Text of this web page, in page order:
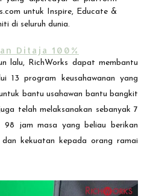
untuk Inspire, Educate &
di seluruh dunia.
Ditaja 100%
lalu, RichWorks dapat membantu
13 program keusahawanan yang
bantu usahawan bantu bangkit
telah melaksanakan sebanyak 7
98 jam masa yang beliau berikan
kekuatan kepada orang ramai